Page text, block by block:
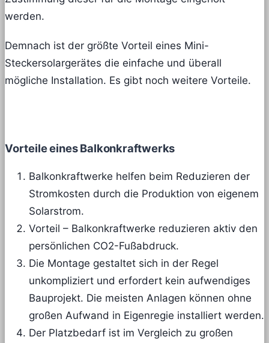
werden.
Demnach ist der größte Vorteil eines Mini-
Steckersolargerätes die einfache und überall
mögliche Installation. Es gibt noch weitere Vorteile.
Vorteile eines Balkonkraftwerks
Balkonkraftwerke helfen beim Reduzieren der
Stromkosten durch die Produktion von eigenem
Solarstrom.
Vorteil – Balkonkraftwerke reduzieren aktiv den
persönlichen CO2-Fußabdruck.
Die Montage gestaltet sich in der Regel
unkompliziert und erfordert kein aufwendiges
Bauprojekt. Die meisten Anlagen können ohne
großen Aufwand in Eigenregie installiert werden.
Der Platzbedarf ist im Vergleich zu großen